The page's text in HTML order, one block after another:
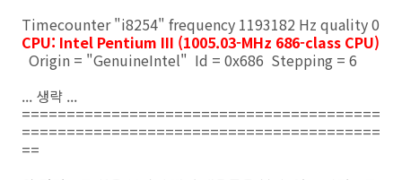
Timecounter "i8254" frequency 1193182 Hz quality 0
CPU: Intel Pentium III (1005.03-MHz 686-class CPU)
Origin = "GenuineIntel" Id = 0x686 Stepping = 6
... 생략 ...
========================================
========================================
==